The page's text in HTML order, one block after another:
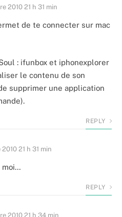
2010 21 h 31 min
de te connecter sur mac
: ifunbox et iphonexplorer
le contenu de son
supprimer une application
REPLY
21 h 31 min
moi…
REPLY
2010 21 h 34 min